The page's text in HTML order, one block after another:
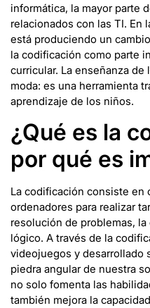
informática, la mayor parte
relacionados con las TI. En
está produciendo un
la codificación como parte
curricular. La enseñanza
moda: es una herramienta
aprendizaje de los niños.
¿Qué es la
por qué es
La codificación consiste en
ordenadores para realizar
resolución de problemas,
lógico. A través de la
videojuegos y desarrollado
piedra angular de nuestra
no solo fomenta las
también mejora la